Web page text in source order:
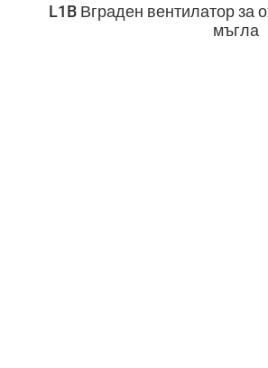
L1B Вграден вентилатор за
мъгла